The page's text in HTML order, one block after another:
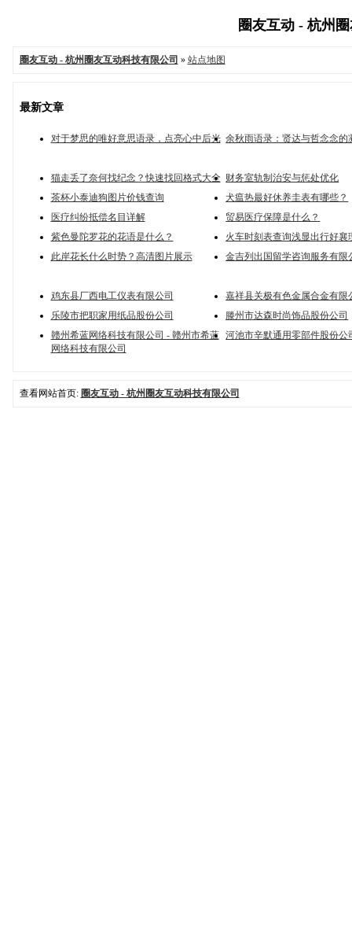
圈友互动 - 杭州
圈友互动 - 杭州圈友互动科技有限公司 » 站点地图
最新文章
对于梦思的唯好意思语录，点亮心中后光 余秋雨语录：贤达与哲念念的
猫走丢了奈何找纪念？快速找回格式大全 财务室轨制治安与惩处优化
茶杯小泰迪狗图片价钱查询
犬瘟热最好休养圭表有哪些？
医疗纠纷抵偿名目详解
贸易医疗保障是什么？
紫色曼陀罗花的花语是什么？
火车时刻表查询浅显出行好襄
此岸花长什么时势？高清图片展示
金吉列出国留学咨询服务有限
鸡东县厂西电工仪表有限公司
嘉祥县关极有色金属合金有限
乐陵市把职家用纸品股份公司
滕州市达森时尚饰品股份公司
赣州希蓝网络科技有限公司 - 赣州市希蓝
网络科技有限公司
河池市辛默通用零部件股份公
查看网站首页: 圈友互动 - 杭州圈友互动科技有限公司